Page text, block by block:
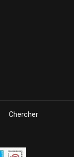
Chercher